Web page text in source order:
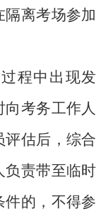
离考场参加
程中出现发
考务工作人
评估后，综合
负责带至临时
件的，不得参